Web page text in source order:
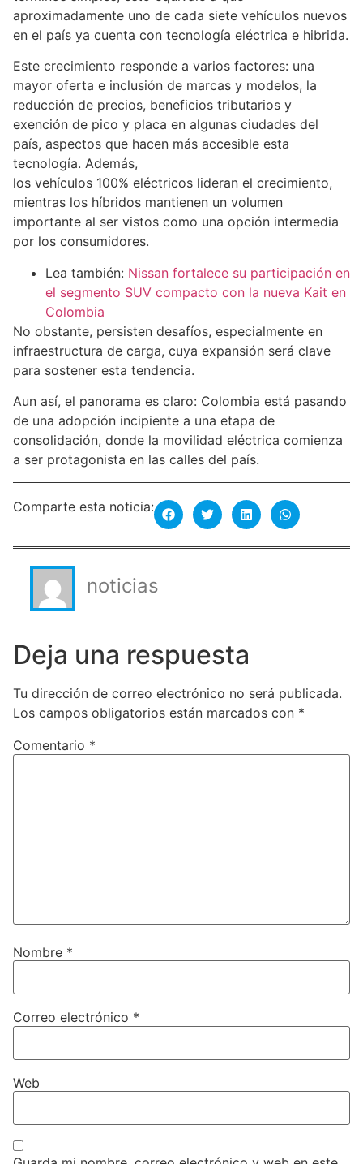
aproximadamente uno de cada siete vehículos nuevos
en el país ya cuenta con tecnología eléctrica e hibrida.
Este crecimiento responde a varios factores: una
mayor oferta e inclusión de marcas y modelos, la
reducción de precios, beneficios tributarios y
exención de pico y placa en algunas ciudades del
país, aspectos que hacen más accesible esta
tecnología. Además,
los vehículos 100% eléctricos lideran el crecimiento,
mientras los híbridos mantienen un volumen
importante al ser vistos como una opción intermedia
por los consumidores.
Lea también: Nissan fortalece su participación en
el segmento SUV compacto con la nueva Kait en
Colombia
No obstante, persisten desafíos, especialmente en
infraestructura de carga, cuya expansión será clave
para sostener esta tendencia.
Aun así, el panorama es claro: Colombia está pasando
de una adopción incipiente a una etapa de
consolidación, donde la movilidad eléctrica comienza
a ser protagonista en las calles del país.
Comparte esta noticia:
noticias
Deja una respuesta
Tu dirección de correo electrónico no será publicada.
Los campos obligatorios están marcados con *
Comentario *
Nombre *
Correo electrónico *
Web